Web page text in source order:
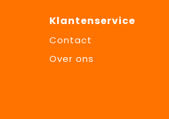
Klantenservice
Contact
Over ons